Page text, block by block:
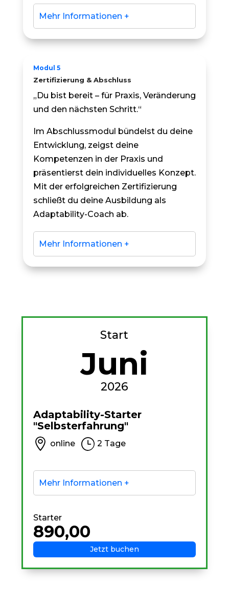
Mehr Informationen +
Modul 5
Zertifizierung & Abschluss
„Du bist bereit – für Praxis, Veränderung
und den nächsten Schritt.“
Im Abschlussmodul bündelst du deine
Entwicklung, zeigst deine
Kompetenzen in der Praxis und
präsentierst dein individuelles Konzept.
Mit der erfolgreichen Zertifizierung
schließt du deine Ausbildung als
Adaptability-Coach ab.
Mehr Informationen +
Start
Juni
2026
Adaptability-Starter
"Selbsterfahrung"
 online } 2 Tage
Mehr Informationen +
Starter
890,00
Jetzt buchen